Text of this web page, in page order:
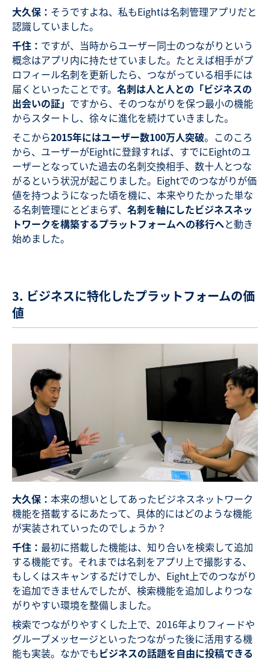
大久保： そうですよね、私もEightは名刺管理アプリだと
認識していました。
千住： ですが、当時からユーザー同士のつながりという
概念はアプリ内に持たせていました。たとえば相手がプ
ロフィール名刺を更新したら、つながっている相手には
届くといったことです。 名刺は人と人との「ビジネスの
出会いの証」 ですから、そのつながりを保つ最小の機能
からスタートし、徐々に進化を続けていきました。
そこから2015年にはユーザー数100万人突破。このころ
から、ユーザーがEightに登録すれば、すでにEightのユ
ーザーとなっていた過去の名刺交換相手、数十人とつな
がるという状況が起こりました。Eightでのつながりが価
値を持つようになった頃を機に、本来やりたかった単な
る名刺管理にとどまらず、 名刺を軸にしたビジネスネッ
トワークを構築するプラットフォームへの移行へと動き
始めました。
3. ビジネスに特化したプラットフォームの価
値
大久保： 本来の想いとしてあったビジネスネットワーク
機能を搭載するにあたって、具体的にはどのような機能
が実装されていったのでしょうか？
千住： 最初に搭載した機能は、知り合いを検索して追加
する機能です。それまでは名刺をアプリ上で撮影する、
もしくはスキャンするだけでしか、Eight上でのつながり
を追加できませんでしたが、検索機能を追加しよりつな
がりやすい環境を整備しました。
検索でつながりやすくした上で、2016年よりフィードや
グループメッセージといったつながった後に活用する機
能も実装。なかでもビジネスの話題を自由に投稿できる